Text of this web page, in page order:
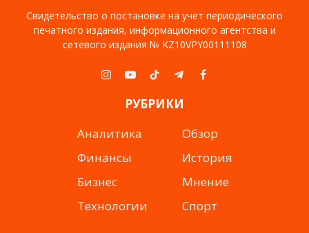
Свидетельство о постановке на учет периодического
печатного издания, информационного агентства и
сетевого издания № KZ10VPY00111108
Instagram
YouTubeTikTokTelegramFacebook
РУБРИКИ
Аналитика
Финансы
Бизнес
Технологии
Обзор
История
Мнение
Спорт